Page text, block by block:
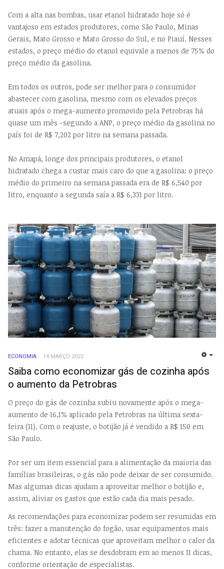
Com a alta nas bombas, usar etanol hidratado hoje só é
vantajoso em estados produtores, como São Paulo, Minas
Gerais, Mato Grosso e Mato Grosso do Sul, e no Piauí. Nesses
estados, o preço médio do etanol equivale a menos de 75% do
preço médio da gasolina.
Em todos os outros, pode ser melhor para o consumidor
abastecer com gasolina, mesmo com os elevados preços
atuais após o mega-aumento promovido pela Petrobras há
quase um mês -segundo a ANP, o preço médio da gasolina no
país foi de R$ 7,202 por litro na semana passada.
No Amapá, longe dos principais produtores, o etanol
hidratado chega a custar mais caro do que a gasolina: o preço
médio do primeiro na semana passada era de R$ 6,540 por
litro, enquanto a segunda saía a R$ 6,331 por litro.
ECONOMIA 14 MARÇO 2022
Saiba como economizar gás de cozinha após
o aumento da Petrobras
O preço do gás de cozinha subiu novamente após o mega-
aumento de 16,1% aplicado pela Petrobras na última sexta-
feira (11). Com o reajuste, o botijão já é vendido a R$ 150 em
São Paulo.
Por ser um item essencial para a alimentação da maioria das
famílias brasileiras, o gás não pode deixar de ser consumido.
Mas algumas dicas ajudam a aproveitar melhor o botijão e,
assim, aliviar os gastos que estão cada dia mais pesado.
As recomendações para economizar podem ser resumidas em
três: fazer a manutenção do fogão, usar equipamentos mais
eficientes e adotar técnicas que aproveitam melhor o calor da
chama. No entanto, elas se desdobram em ao menos 11 dicas,
conforme orientação de especialistas.